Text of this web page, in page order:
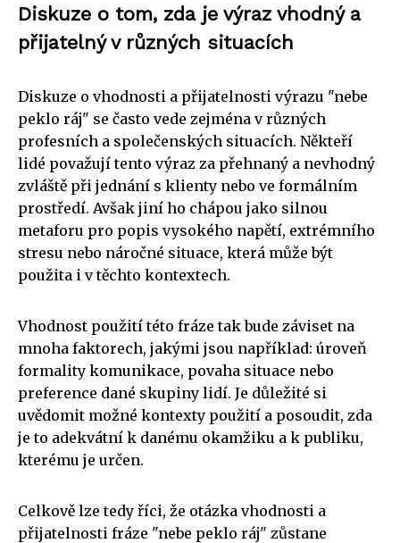
Diskuze o tom, zda je výraz vhodný a
přijatelný v různých situacích
Diskuze o vhodnosti a přijatelnosti výrazu "nebe
peklo ráj" se často vede zejména v různých
profesních a společenských situacích. Někteří
lidé považují tento výraz za přehnaný a nevhodný
zvláště při jednání s klienty nebo ve formálním
prostředí. Avšak jiní ho chápou jako silnou
metaforu pro popis vysokého napětí, extrémního
stresu nebo náročné situace, která může být
použita i v těchto kontextech.
Vhodnost použití této fráze tak bude záviset na
mnoha faktorech, jakými jsou například: úroveň
formality komunikace, povaha situace nebo
preference dané skupiny lidí. Je důležité si
uvědomit možné kontexty použití a posoudit, zda
je to adekvátní k danému okamžiku a k publiku,
kterému je určen.
Celkově lze tedy říci, že otázka vhodnosti a
přijatelnosti fráze "nebe peklo ráj" zůstane